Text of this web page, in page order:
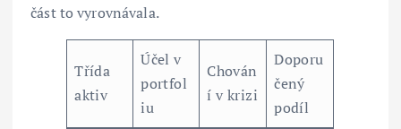
část to vyrovnávala.
Třída
aktiv
Účel v
portfol
iu
Chován
í v krizi
Doporu
čený
podíl